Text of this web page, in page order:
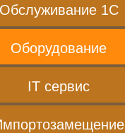
Обслуживание 1С
Оборудование
IT сервис